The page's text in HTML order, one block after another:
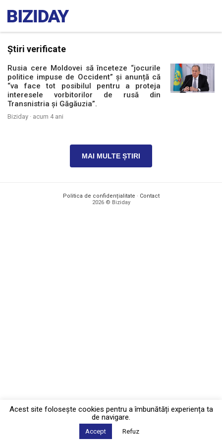
Știri verificate
Rusia cere Moldovei să înceteze “jocurile
politice impuse de Occident” și anunță că
“va face tot posibilul pentru a proteja
interesele vorbitorilor de rusă din
Transnistria și Găgăuzia”.
Biziday · acum 4 ani
MAI MULTE ȘTIRI
Politica de confidențialitate · Contact
2026 © Biziday
Acest site foloseşte cookies pentru a îmbunătăți experiența ta
de navigare.
Accept Refuz